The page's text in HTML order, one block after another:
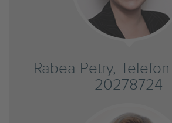
Rabea Petry, Telefon
20278724